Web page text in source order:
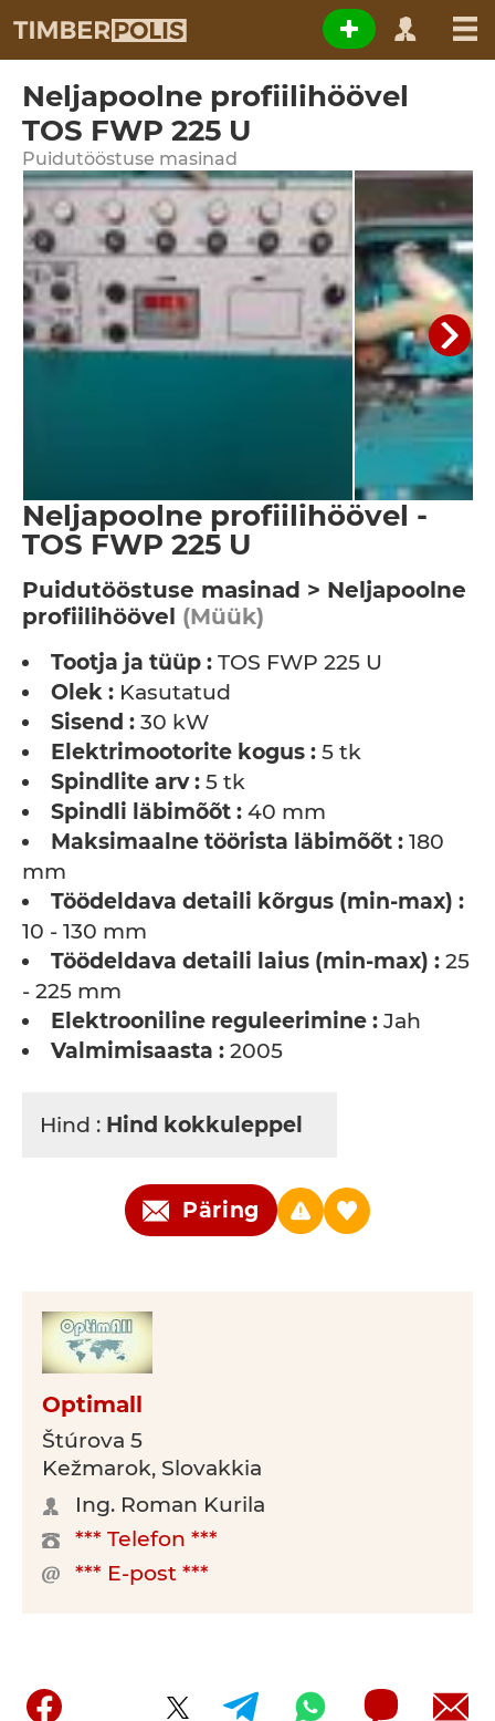
Neljapoolne profiilihöövel
TOS FWP 225 U
Puidutööstuse masinad
Neljapoolne profiilihöövel -
TOS FWP 225 U
Puidutööstuse masinad > Neljapoolne
profiilihöövel (Müük)
Tootja ja tüüp : TOS FWP 225 U
Olek : Kasutatud
Sisend : 30 kW
Elektrimootorite kogus : 5 tk
Spindlite arv : 5 tk
Spindli läbimõõt : 40 mm
Maksimaalne töörista läbimõõt : 180
mm
Töödeldava detaili kõrgus (min-max) :
10 - 130 mm
Töödeldava detaili laius (min-max) : 25
- 225 mm
Elektrooniline reguleerimine : Jah
Valmimisaasta : 2005
Hind : Hind kokkuleppel
Päring
Optimall
Štúrova 5
Kežmarok, Slovakkia
Ing. Roman Kurila
*** Telefon ***
*** E-post ***